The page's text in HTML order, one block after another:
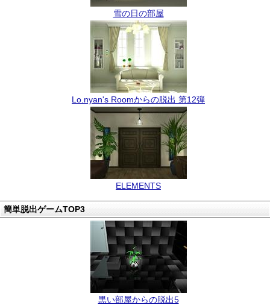
雪の日の部屋
Lo.nyan's Roomからの脱出 第12弾
ELEMENTS
簡単脱出ゲームTOP3
黒い部屋からの脱出5